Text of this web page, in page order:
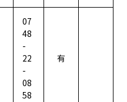
07
48
-
22
-
08
58
有